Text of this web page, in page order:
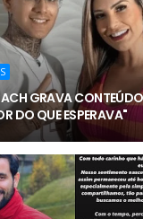
GRAVA
DO QUE ESPERAVA"